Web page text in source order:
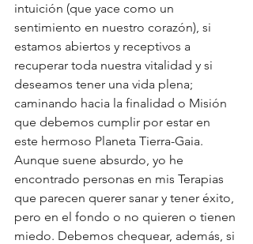
intuición (que yace como un
sentimiento en nuestro corazón), si
estamos abiertos y receptivos a
recuperar toda nuestra vitalidad y si
deseamos tener una vida plena;
caminando hacia la finalidad o Misión
que debemos cumplir por estar en
este hermoso Planeta Tierra-Gaia.
Aunque suene absurdo, yo he
encontrado personas en mis Terapias
que parecen querer sanar y tener éxito,
pero en el fondo o no quieren o tienen
miedo. Debemos chequear, además, si